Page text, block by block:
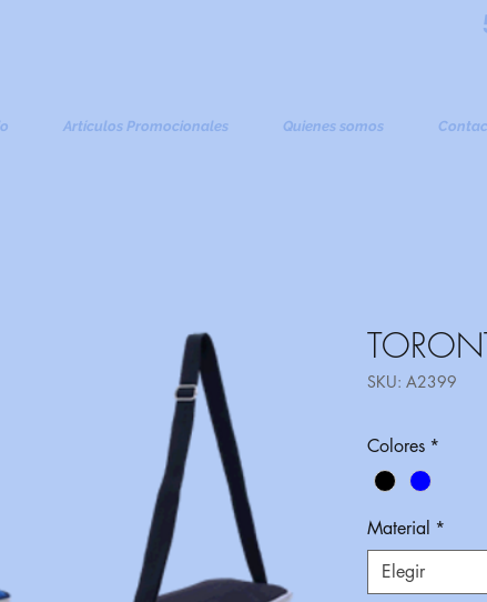
Artículos Promocionales Quienes somos
SKU: A2399
Colores *
Material *
Elegir